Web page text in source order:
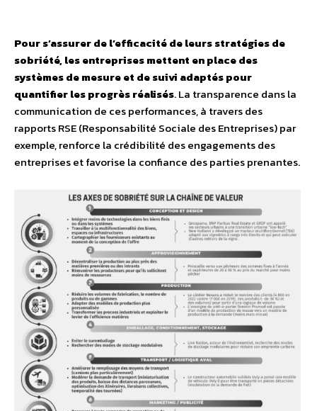
Pour s’assurer de l’efficacité de leurs stratégies de
sobriété, les entreprises mettent en place des
systèmes de mesure et de suivi adaptés pour
quantifier les progrès réalisés. La transparence dans la
communication de ces performances, à travers des
rapports RSE (Responsabilité Sociale des Entreprises) par
exemple, renforce la crédibilité des engagements des
entreprises et favorise la confiance des parties prenantes.